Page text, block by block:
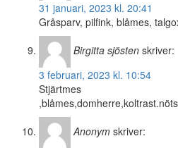
31 januari, 2023 kl. 20:41
Gråsparv, pilfink, blåmes,
Birgitta sjösten skriver:
3 februari, 2023 kl. 10:54
Stjärtmes
Anonym skriver: